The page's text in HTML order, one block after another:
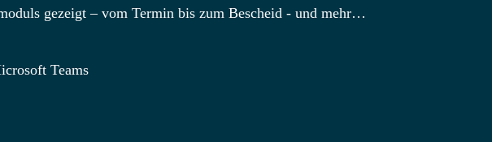
gezeigt – vom Termin bis zum Bescheid - und mehr…
Teams